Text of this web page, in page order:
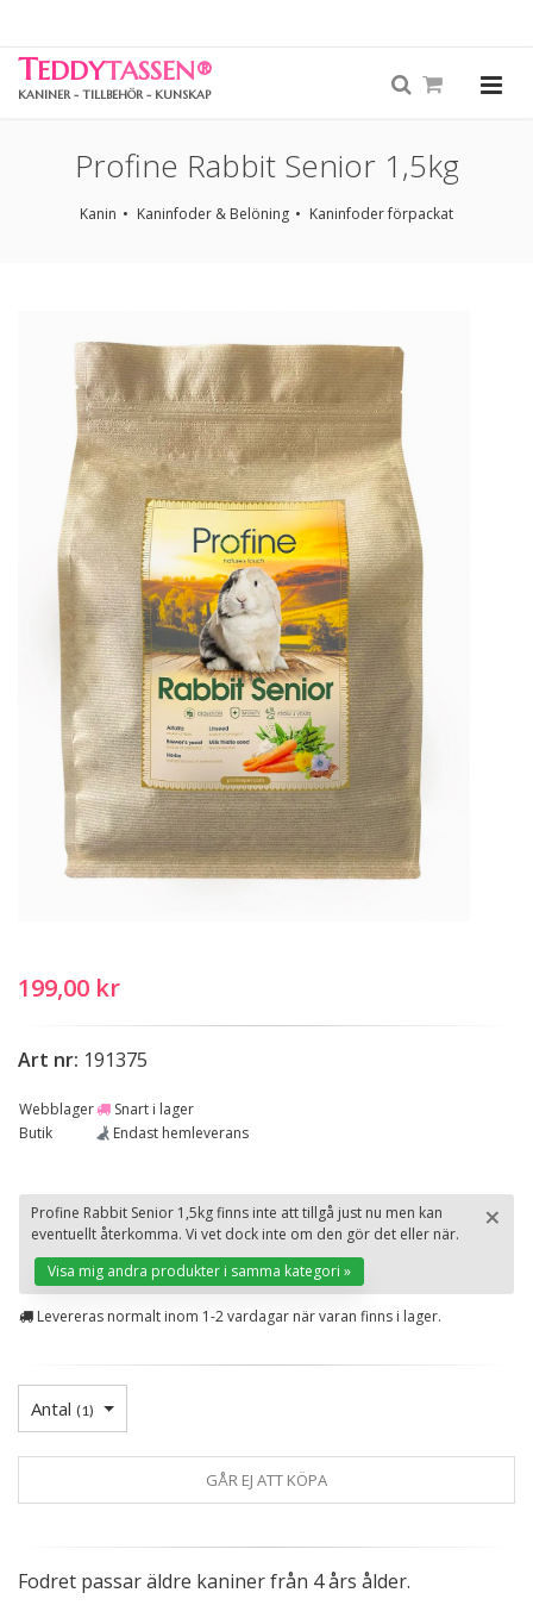
TEDDYTASSEN®
KANINER - TILLBEHÖR - KUNSKAP
Profine Rabbit Senior 1,5kg
Kanin Kaninfoder & Belöning Kaninfoder förpackat
199,00 kr
Art nr: 191375
Webblager
Snart i lager
Butik
Endast hemleverans
×
Profine Rabbit Senior 1,5kg finns inte att tillgå just nu men kan
eventuellt återkomma. Vi vet dock inte om den gör det eller när.
Visa mig andra produkter i samma kategori »
Levereras normalt inom 1-2 vardagar när varan finns i lager.
Antal (1)
GÅR EJ ATT KÖPA
Fodret passar äldre kaniner från 4 års ålder.